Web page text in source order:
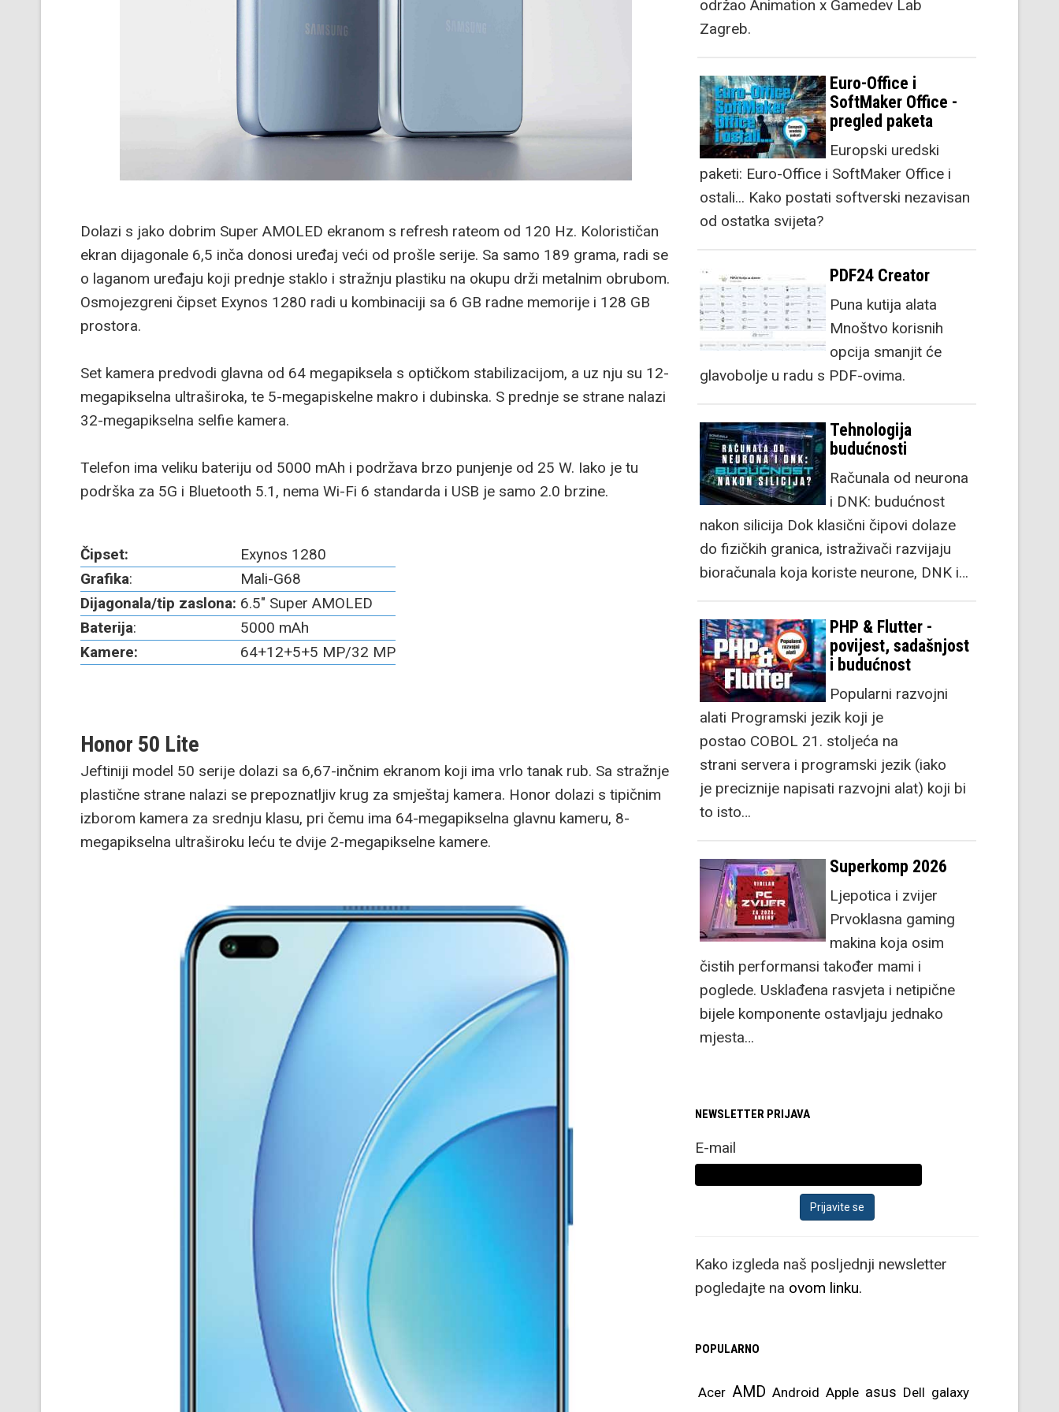
Dolazi s jako dobrim Super AMOLED ekranom s refresh rateom od 120 Hz. Kolorističan
ekran dijagonale 6,5 inča donosi uređaj veći od prošle serije. Sa samo 189 grama, radi se
o laganom uređaju koji prednje staklo i stražnju plastiku na okupu drži metalnim obrubom.
Osmojezgreni čipset Exynos 1280 radi u kombinaciji sa 6 GB radne memorije i 128 GB
prostora.
Set kamera predvodi glavna od 64 megapiksela s optičkom stabilizacijom, a uz nju su 12-
megapikselna ultraširoka, te 5-megapiskelne makro i dubinska. S prednje se strane nalazi
32-megapikselna selfie kamera.
Telefon ima veliku bateriju od 5000 mAh i podržava brzo punjenje od 25 W. Iako je tu
podrška za 5G i Bluetooth 5.1, nema Wi-Fi 6 standarda i USB je samo 2.0 brzine.
Čipset:
Exynos 1280
Grafika:
Mali-G68
Dijagonala/tip zaslona: 6.5" Super AMOLED
Baterija:
5000 mAh
Kamere:
64+12+5+5 MP/32 MP
Honor 50 Lite
Jeftiniji model 50 serije dolazi sa 6,67-inčnim ekranom koji ima vrlo tanak rub. Sa stražnje
plastične strane nalazi se prepoznatljiv krug za smještaj kamera. Honor dolazi s tipičnim
izborom kamera za srednju klasu, pri čemu ima 64-megapikselna glavnu kameru, 8-
megapikselna ultraširoku leću te dvije 2-megapikselne kamere.
održao Animation x Gamedev Lab
Zagreb.
Euro-Office i
SoftMaker Office -
pregled paketa
Europski uredski
paketi: Euro-Office i SoftMaker Office i
ostali... Kako postati softverski nezavisan
od ostatka svijeta?
PDF24 Creator
Puna kutija alata
Mnoštvo korisnih
opcija smanjit će
glavobolje u radu s PDF-ovima.
Tehnologija
budućnosti
Računala od neurona
i DNK: budućnost
nakon silicija Dok klasični čipovi dolaze
do fizičkih granica, istraživači razvijaju
bioračunala koja koriste neurone, DNK i…
PHP & Flutter -
povijest, sadašnjost
i budućnost
Popularni razvojni
alati Programski jezik koji je
postao COBOL 21. stoljeća na
strani servera i programski jezik (iako
je preciznije napisati razvojni alat) koji bi
to isto…
Superkomp 2026
Ljepotica i zvijer
Prvoklasna gaming
makina koja osim
čistih performansi također mami i
poglede. Usklađena rasvjeta i netipične
bijele komponente ostavljaju jednako
mjesta…
NEWSLETTER PRIJAVA
E-mail
Kako izgleda naš posljednji newsletter
pogledajte na ovom linku.
POPULARNO
Acer AMD Android Apple asus Dell galaxy